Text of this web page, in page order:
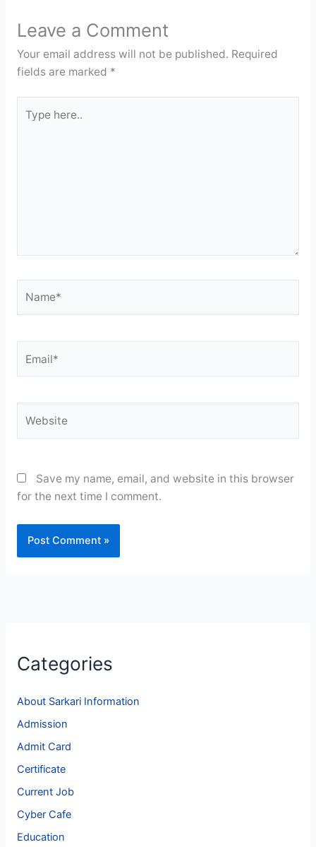
o
o
k
m p
p
n
dl
Leave a Comment
Your email address will not be published. Required
fields are marked *
here..
Save my name, email, and website in this browser
for the next time I comment.
Categories
About Sarkari Information
Admission
Admit Card
Certificate
Current Job
Cyber Cafe
Education